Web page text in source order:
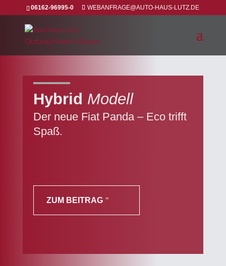
06162-96995-0 WEBANFRAGE@AUTO-HAUS-LUTZ.DE
Hybrid Modell
Der neue Fiat Panda – Eco trifft
Spaß.
ZUM BEITRAG